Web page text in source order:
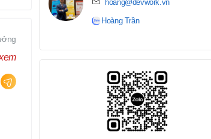
hoang@devwork.vn
Hoàng Trần